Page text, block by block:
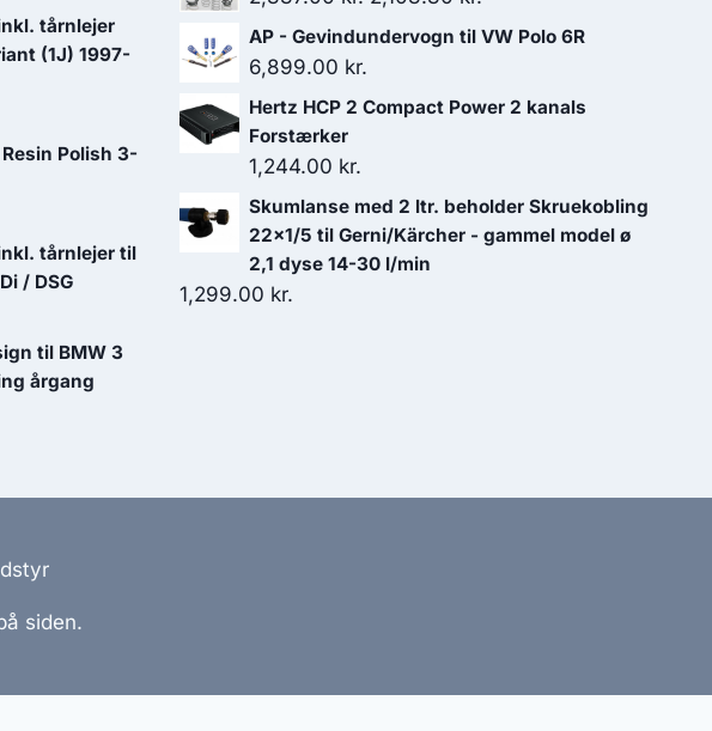
tårnlejer
(1J) 1997-
Polish 3-
kr..
tårnlejer til
/ DSG
til BMW 3
årgang
oprindelige
2,337.00 kr..
aktuelle
AP - Gevindundervogn til VW Polo 6R
6,899.00 kr.
Hertz HCP 2 Compact Power 2 kanals
Forstærker
1,244.00 kr.
Skumlanse med 2 ltr. beholder Skruekobling
22x1/5 til Gerni/Kärcher - gammel model ø
2,1 dyse 14-30 l/min
1,299.00 kr.
siden.